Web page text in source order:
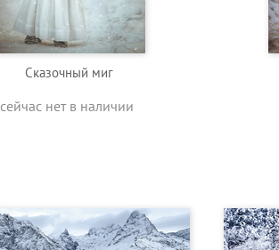
Сказочный миг
сейчас нет в наличии